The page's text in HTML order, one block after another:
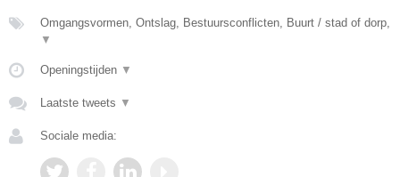
Omgangsvormen, Ontslag, Bestuursconflicten, Buurt / stad of dorp,
▼
Openingstijden ▼
Laatste tweets ▼
Sociale media: